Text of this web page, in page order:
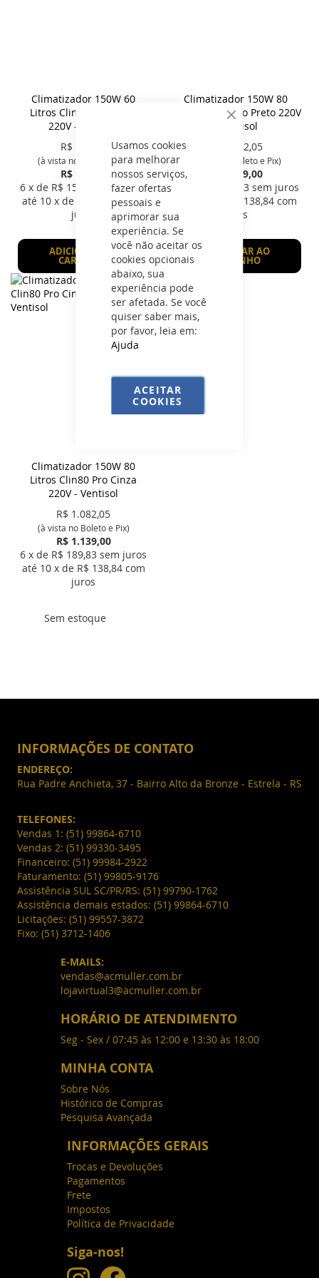
Fechar
Usamos cookies
para melhorar
nossos serviços,
fazer ofertas
pessoais e
aprimorar sua
experiência. Se
você não aceitar os
cookies opcionais
abaixo, sua
experiência pode
ser afetada. Se você
quiser saber mais,
por favor, leia em:
Ajuda
ACEITAR
COOKIES
Climatizador 150W 60
Litros Clin60 Pro Cinza
220V - Ventisol
R$
(à vista no Boleto e Pix)
R$ 921,00
6 x de R$ 153,50
sem juros
até 10x de R$ 112,27com
juros
ADICIONAR AO
CARRINHO
Climatizador 150W 80
Litros Clin80 Pro Preto 220V
- Ventisol
1.082,05
(à vista no Boleto e Pix)
R$ 1.139,00
189,83sem juros
138,84 com
juros
ADICIONAR AO
CARRINHO
Climatizador 150W 80
Litros Clin80 Pro Cinza
220V - Ventisol
R$ 1.082,05
(à vista no Boleto e Pix)
R$ 1.139,00
6 x de R$ 189,83 sem juros
até 10x de R$ 138,84com
juros
Sem estoque
INFORMAÇÕES DE CONTATO
ENDEREÇO:
Rua Padre Anchieta, 37 - Bairro Alto da Bronze - Estrela - RS
TELEFONES:
Vendas 1: (51) 99864-6710
Vendas 2: (51) 99330-3495
Financeiro: (51) 99984-2922
Faturamento: (51) 99805-9176
Assistência SUL SC/PR/RS: (51) 99790-1762
Assistência demais estados: (51) 99864-6710
Licitações: (51) 99557-3872
Fixo: (51) 3712-1406
E-MAILS:
vendas@acmuller.com.br
lojavirtual3@acmuller.com.br
HORÁRIO DE ATENDIMENTO
Seg - Sex / 07:45 às 12:00 e 13:30 às 18:00
MINHA CONTA
Sobre Nós
Histórico de Compras
Pesquisa Avançada
INFORMAÇÕES GERAIS
Trocas e Devoluções
Pagamentos
Frete
Impostos
Política de Privacidade
Siga-nos!